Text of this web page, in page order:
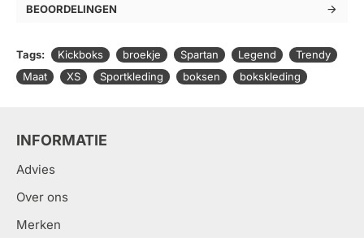
BEOORDELINGEN
Tags: Kickboks broekje Spartan Legend
Trendy
Maat
XS Sportkleding boksen bokskleding
INFORMATIE
Advies
Over ons
Merken